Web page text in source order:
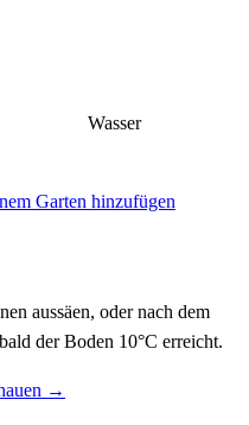
Wasser
Garten hinzufügen
aussäen, oder nach dem
der Boden 10°C erreicht.
→